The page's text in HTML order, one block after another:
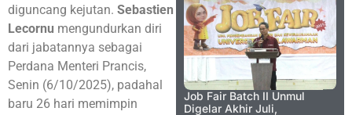
diguncang kejutan. Sebastien
Lecornu mengundurkan diri
dari jabatannya sebagai
Perdana Menteri Prancis,
Senin (6/10/2025), padahal
baru 26 hari memimpin
Job Fair Batch II Unmul
Digelar Akhir Juli,